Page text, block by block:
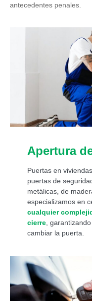
antecedentes penales.
Apertura
Puertas en
puertas de
metálicas, de
especializamos en
cualquier
cierre ,
cambiar la puerta.